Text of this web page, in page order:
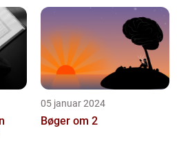
forskellige...
05 januar 2024
Bøger om 2